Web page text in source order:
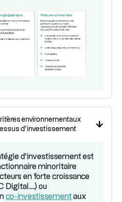
environnementaux
d’investissement
d’investissement est
minoritaire
en forte croissance
Digital...) ou
co-investissement aux